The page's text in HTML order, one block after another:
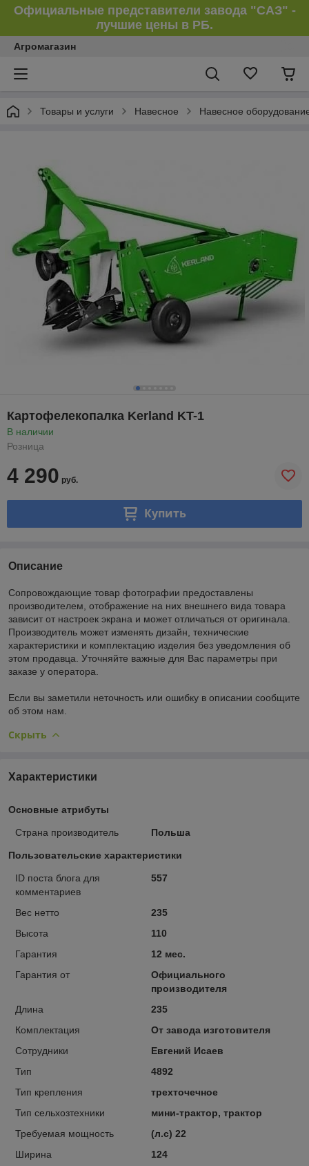
Официальные представители завода "САЗ" -
лучшие цены в РБ.
Агромагазин
Товары и услуги Навесное Навесное
Картофелекопалка Kerland KT-1
В наличии
Розница
4 290 руб.
Купить
Описание
Сопровождающие товар фотографии предоставлены
производителем, отображение на них внешнего вида товара
зависит от настроек экрана и может отличаться от оригинала.
Производитель может изменять дизайн, технические
характеристики и комплектацию изделия без уведомления об
этом продавца. Уточняйте важные для Вас параметры при
заказе у оператора.
Если вы заметили неточность или ошибку в описании сообщите
об этом нам.
Скрыть
Характеристики
Основные атрибуты
Страна производитель Польша
Пользовательские характеристики
ID поста блога для
комментариев
557
Вес нетто
235
Высота
110
Гарантия
12 мес.
Гарантия от
Официального
производителя
Длина
235
Комплектация
От завода изготовителя
Сотрудники
Евгений Исаев
Тип
4892
Тип крепления
трехточечное
Тип сельхозтехники
мини-трактор, трактор
Требуемая мощность
(л.с) 22
Ширина
124